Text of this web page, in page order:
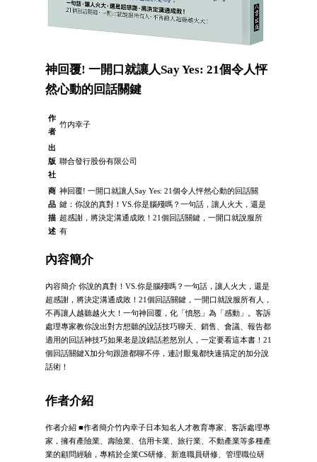
神回覆! 一開口就讓人Say Yes: 21個令人怦
然心動的回話關鍵
作
者
竹内幸子
出
版
社
聯合發行股份有限公司
商
品
描
述
神回覆! 一開口就讓人Say Yes: 21個令人怦然心動的回話關
鍵：你說的真對！VS.你是腦殘嗎？一句話，讓人火大，還是
超感謝，將決定溝通成敗！21個回話關鍵，一開口就說服所
有
內容簡介
內容簡介 你說的真對！VS.你是腦殘嗎？一句話，讓人火大，還是
超感謝，將決定溝通成敗！21個回話關鍵，一開口就說服所有人，
不再讓人越聽越火大！一句神回覆，化「憤怒」為「感動」。客訴
處理專家教你說出對方想聽的說話技巧聊天、銷售、會議、報告都
適用的回話神技巧如果老是說錯話惹怒別人，一定要看這本書！21
個回話關鍵X加分句跟誰都聊不停，連討厭鬼都快速搞定的加分說
話術！
作者介紹
作者介紹 ■作者簡介竹內幸子日本知名人才教育專家、客訴處理專
家，擁有產險業、壽險業、信用卡業、旅行業、不動產業等多種產
業的顧問經驗，專精於企業CS研修、新進職員研修、管理職位研